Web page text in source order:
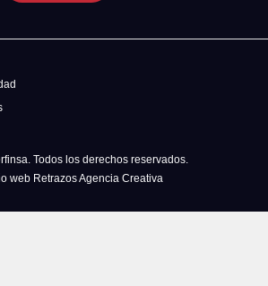
Todos los derechos reservados.
web Retrazos Agencia Creativa